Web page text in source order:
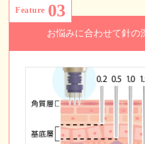
Feature 03
お悩みに合わせて針の